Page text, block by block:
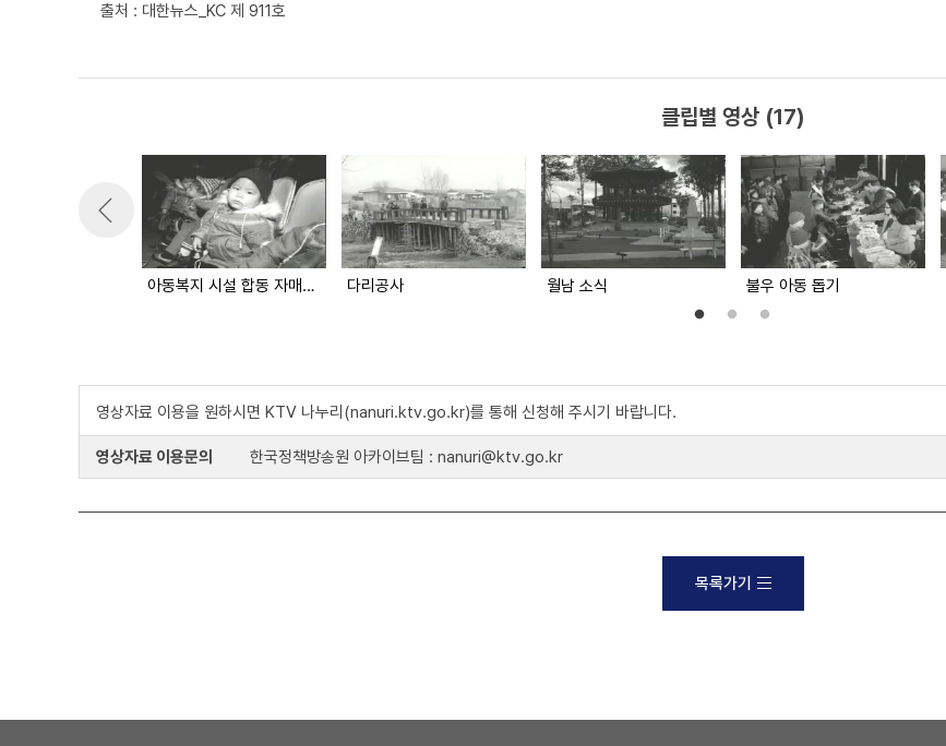
출처 : 대한뉴스_KC 제 911호
클립별 영상 (17)
아동복지 시설 합동 자매결연 다리공사 월남 소식 불우 아동 돕기
영상자료 이용을 원하시면 KTV 나누리(nanuri.ktv.go.kr)를 통해 신청해 주시기 바랍니다.
영상자료 이용문의 한국정책방송원 아카이브팀 : nanuri@ktv.go.kr
목록가기